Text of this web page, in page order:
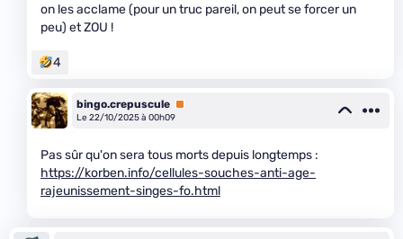
on les acclame (pour un truc pareil, on peut se forcer un
peu) et ZOU !
4
bingo.crepuscule Premium
Le 22/10/2025 à 00h09
Pas sûr qu'on sera tous morts depuis longtemps :
https://korben.info/cellules-souches-anti-age-
rajeunissement-singes-fo.html